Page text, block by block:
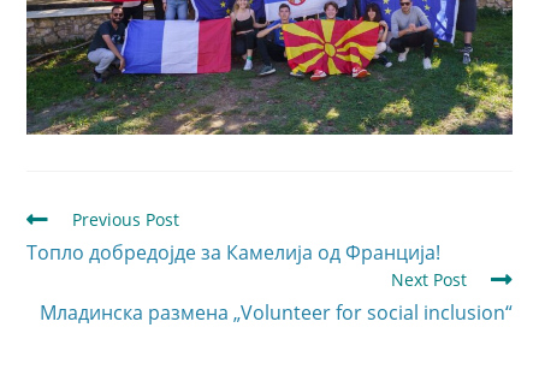
Previous Post
Топло добредојде за Камелија од Франција!
Next Post
Младинска размена „Volunteer for social inclusion“